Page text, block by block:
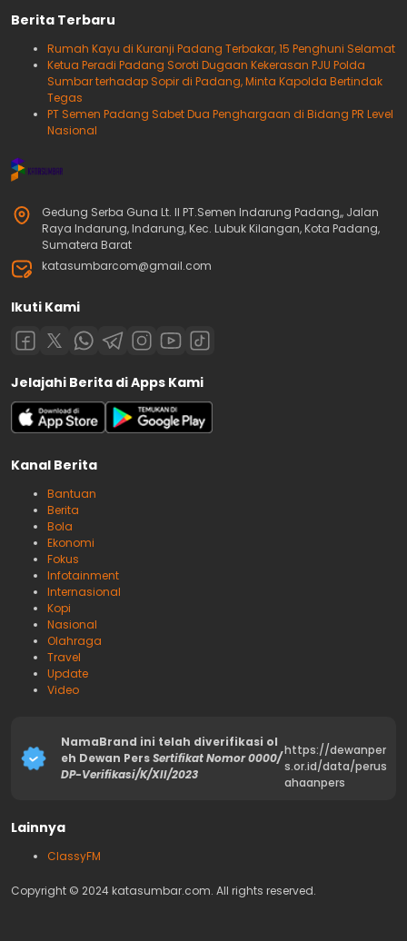
Berita Terbaru
Rumah Kayu di Kuranji Padang Terbakar, 15 Penghuni Selamat
Ketua Peradi Padang Soroti Dugaan Kekerasan PJU Polda
Sumbar terhadap Sopir di Padang, Minta Kapolda Bertindak
Tegas
PT Semen Padang Sabet Dua Penghargaan di Bidang PR Level
Nasional
Gedung Serba Guna Lt. II PT.Semen Indarung Padang,, Jalan
Raya Indarung, Indarung, Kec. Lubuk Kilangan, Kota Padang,
Sumatera Barat
katasumbarcom@gmail.com
Ikuti Kami
Jelajahi Berita di Apps Kami
Kanal Berita
Bantuan
Berita
Bola
Ekonomi
Fokus
Infotainment
Internasional
Kopi
Nasional
Olahraga
Travel
Update
Video
NamaBrand ini telah diverifikasi ol
eh Dewan PersSertifikat Nomor 0000/
DP-Verifikasi/K/XII/2023
https://dewanper
s.or.id/data/perus
ahaanpers
Lainnya
ClassyFM
Copyright © 2024 katasumbar.com. All rights reserved.